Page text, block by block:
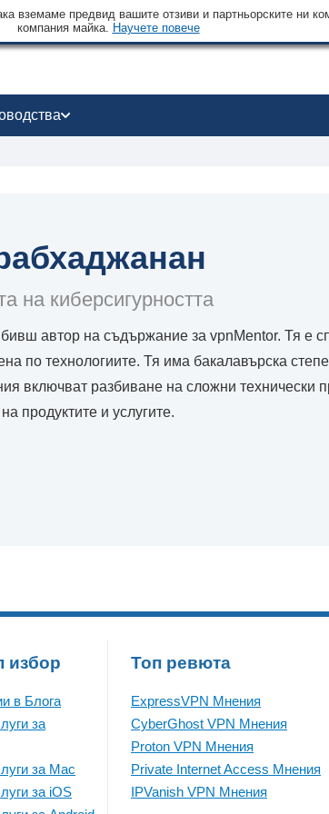
вземаме предвид вашите отзиви и партньорските ни
компания майка. Научете повече
на киберсигурността
автор на съдържание за vpnMentor. Тя е
по технологиите. Тя има бакалавърска
включват разбиване на сложни технически
продуктите и услугите.
избор
в Блога
за
за Mac
за iOS
Топ ревюта
ExpressVPN Mнения
CyberGhost VPN Mнения
Proton VPN Mнения
Private Internet Access Mнения
IPVanish VPN Mнения